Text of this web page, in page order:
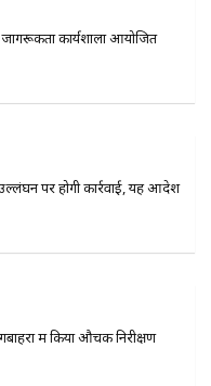
जागरूकता कार्यशाला आयोजित
पर होगी कार्रवाई, यह आदेश
में किया औचक निरीक्षण